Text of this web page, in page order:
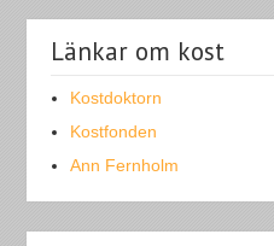
Länkar om kost
Kostdoktorn
Kostfonden
Ann Fernholm